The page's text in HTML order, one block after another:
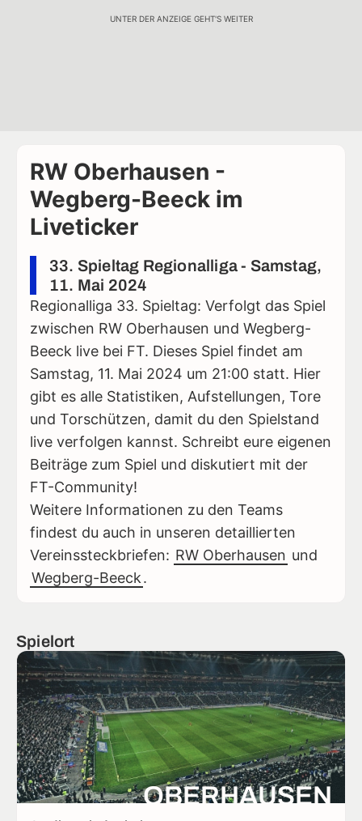
UNTER DER ANZEIGE GEHT'S WEITER
RW Oberhausen -
Wegberg-Beeck im
Liveticker
33. Spieltag Regionalliga - Samstag,
11. Mai 2024
Regionalliga 33. Spieltag: Verfolgt das Spiel
zwischen RW Oberhausen und Wegberg-
Beeck live bei FT. Dieses Spiel findet am
Samstag, 11. Mai 2024 um 21:00 statt. Hier
gibt es alle Statistiken, Aufstellungen, Tore
und Torschützen, damit du den Spielstand
live verfolgen kannst. Schreibt eure eigenen
Beiträge zum Spiel und diskutiert mit der
FT-Community!
Weitere Informationen zu den Teams
findest du auch in unseren detaillierten
Vereinssteckbriefen: RW Oberhausen und
Wegberg-Beeck.
Spielort
OBERHAUSEN